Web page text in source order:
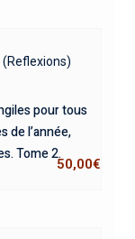
(Reflexions)
pour tous
de l’année,
Tome 2.
50,00€